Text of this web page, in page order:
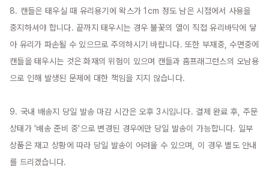
8. 캔들은 태우실 때 유리용기에 왁스가 1cm 정도 남은 시점에서 사용을
중지하셔야 합니다. 끝까지 태우시는 경우 불꽃의 열이 직접 유리바닥에 닿
아 유리가 파손될 수 있으므로 주의하시기 바랍니다. 또한 부재중, 수면중에
캔들을 태우시는 것은 화재의 위험이 있으며 캔들과 홈프래그런스의 오남용
으로 인해 발생된 문제에 대한 책임을 지지 않습니다.
9. 국내 배송지 당일 발송 마감 시간은 오후 3시입니다. 결제 완료 후, 주문
상태가 '배송 준비 중'으로 변경된 경우에만 당일 발송이 가능합니다. 일부
상품은 재고 상황에 따라 당일 발송이 어려울 수 있으며, 이 경우 별도 안내
를 드리겠습니다.